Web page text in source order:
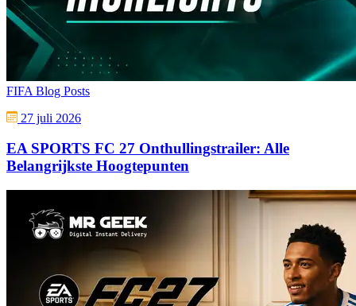
FIFA Blog Posts
27 juli 2026
EA SPORTS FC 27 Onthullingstrailer: Alle
Belangrijkste Hoogtepunten